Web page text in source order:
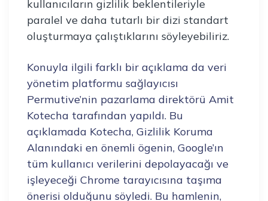
kullanıcıların gizlilik beklentileriyle
paralel ve daha tutarlı bir dizi standart
oluşturmaya çalıştıklarını söyleyebiliriz.
Konuyla ilgili farklı bir açıklama da veri
yönetim platformu sağlayıcısı
Permutive’nin pazarlama direktörü Amit
Kotecha tarafından yapıldı. Bu
açıklamada Kotecha, Gizlilik Koruma
Alanındaki en önemli ögenin, Google’ın
tüm kullanıcı verilerini depolayacağı ve
işleyeceği Chrome tarayıcısına taşıma
önerisi olduğunu söyledi. Bu hamlenin,